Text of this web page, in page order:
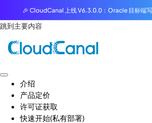
🎉 CloudCanal 上线 V6.3.0.0：Oracle 目标端
跳到主要内容
介绍
产品定价
许可证获取
快速开始(私有部署)